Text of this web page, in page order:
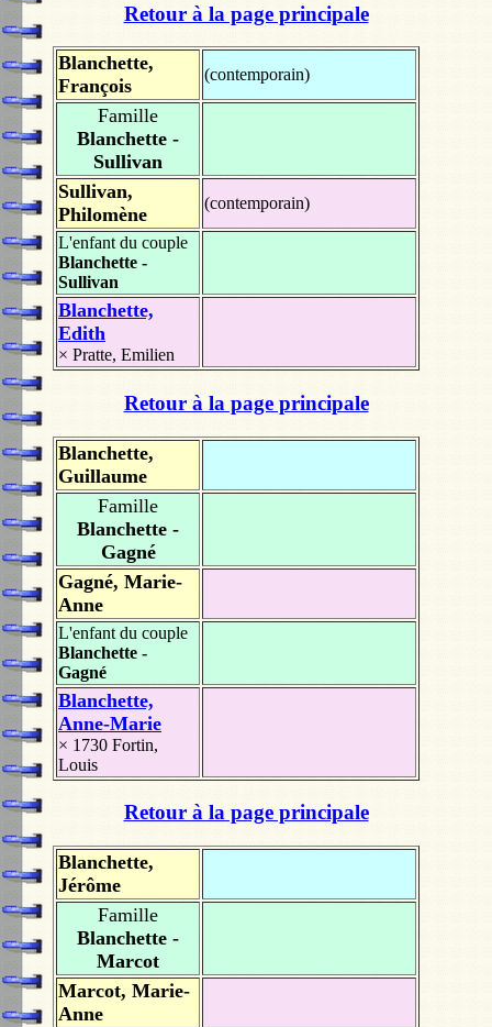
Retour à la page principale
Blanchette,
François
(contemporain)
Famille
Blanchette -
Sullivan
Sullivan,
Philomène
(contemporain)
L'enfant du couple
Blanchette -
Sullivan
Blanchette,
Edith
× Pratte, Emilien
Retour à la page principale
Blanchette,
Guillaume
Famille
Blanchette -
Gagné
Gagné, Marie-
Anne
L'enfant du couple
Blanchette -
Gagné
Blanchette,
Anne-Marie
× 1730 Fortin,
Louis
Retour à la page principale
Blanchette,
Jérôme
Famille
Blanchette -
Marcot
Marcot, Marie-
Anne